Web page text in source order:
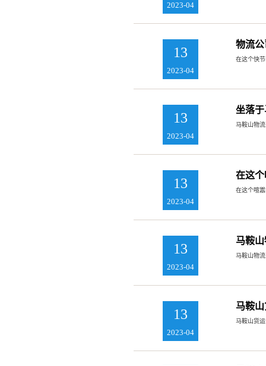
2023-04
13
2023-04
物流
在这个快
13
2023-04
坐落
马鞍山物
13
2023-04
在这
在这个喧
13
2023-04
马鞍
马鞍山物
13
2023-04
马鞍
马鞍山货